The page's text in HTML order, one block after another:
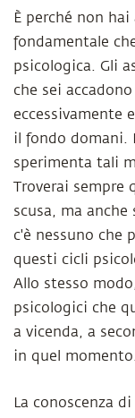
È perché non
fondamentale
psicologica. Gli
che sei
eccessivamente
il fondo domani.
sperimenta tali
Troverai sempre
scusa, ma
c'è nessuno che
questi cicli
Allo stesso
psicologici che
a vicenda, a
in quel
La conoscenza